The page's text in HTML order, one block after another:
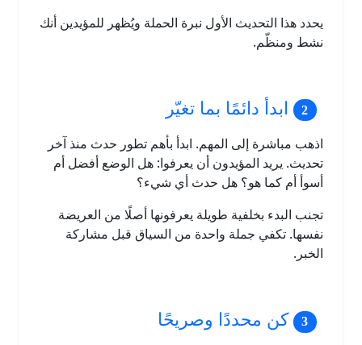
يحدد هذا التحديث الأول نبرة الحملة ويُظهر للمؤيدين أنك
نشط ومنظّم.
ابدأ دائمًا بما تغيّر
اذهب مباشرة إلى المهم. ابدأ بأهم تطور حدث منذ آخر
تحديث. يريد المؤيدون أن يعرفوا: هل الوضع أفضل أم
أسوأ أم كما هو؟ هل حدث أي شيء؟
تجنب البدء بخلفية طويلة يعرفونها أصلًا من العريضة
نفسها. تكفي جملة واحدة من السياق قبل مشاركة
الخبر.
كن محددًا وصريحًا